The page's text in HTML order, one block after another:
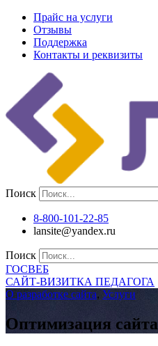
Прайс на услуги
Отзывы
Поддержка
Контакты и реквизиты
Поиск
8-800-101-22-85
lansite@yandex.ru
Поиск
ГОСВЕБ
САЙТ-ВИЗИТКА ПЕДАГОГА
О разработке сайта, Услуги
Оптимизация сайта